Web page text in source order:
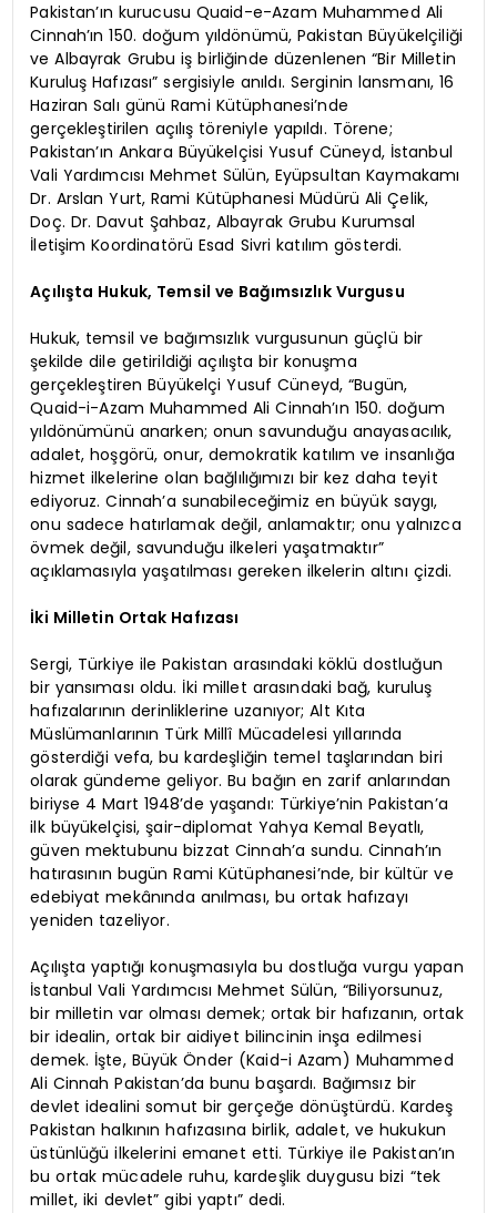
Pakistan’ın kurucusu Quaid-e-Azam Muhammed Ali
Cinnah’ın 150. doğum yıldönümü, Pakistan Büyükelçiliği
ve Albayrak Grubu iş birliğinde düzenlenen “Bir Milletin
Kuruluş Hafızası” sergisiyle anıldı. Serginin lansmanı, 16
Haziran Salı günü Rami Kütüphanesi’nde
gerçekleştirilen açılış töreniyle yapıldı. Törene;
Pakistan’ın Ankara Büyükelçisi Yusuf Cüneyd, İstanbul
Vali Yardımcısı Mehmet Sülün, Eyüpsultan Kaymakamı
Dr. Arslan Yurt, Rami Kütüphanesi Müdürü Ali Çelik,
Doç. Dr. Davut Şahbaz, Albayrak Grubu Kurumsal
İletişim Koordinatörü Esad Sivri katılım gösterdi.
Açılışta Hukuk, Temsil ve Bağımsızlık Vurgusu
Hukuk, temsil ve bağımsızlık vurgusunun güçlü bir
şekilde dile getirildiği açılışta bir konuşma
gerçekleştiren Büyükelçi Yusuf Cüneyd, “Bugün,
Quaid-i-Azam Muhammed Ali Cinnah’ın 150. doğum
yıldönümünü anarken; onun savunduğu anayasacılık,
adalet, hoşgörü, onur, demokratik katılım ve insanlığa
hizmet ilkelerine olan bağlılığımızı bir kez daha teyit
ediyoruz. Cinnah’a sunabileceğimiz en büyük saygı,
onu sadece hatırlamak değil, anlamaktır; onu yalnızca
övmek değil, savunduğu ilkeleri yaşatmaktır”
açıklamasıyla yaşatılması gereken ilkelerin altını çizdi.
İki Milletin Ortak Hafızası
Sergi, Türkiye ile Pakistan arasındaki köklü dostluğun
bir yansıması oldu. İki millet arasındaki bağ, kuruluş
hafızalarının derinliklerine uzanıyor; Alt Kıta
Müslümanlarının Türk Millî Mücadelesi yıllarında
gösterdiği vefa, bu kardeşliğin temel taşlarından biri
olarak gündeme geliyor. Bu bağın en zarif anlarından
biriyse 4 Mart 1948’de yaşandı: Türkiye’nin Pakistan’a
ilk büyükelçisi, şair-diplomat Yahya Kemal Beyatlı,
güven mektubunu bizzat Cinnah’a sundu. Cinnah’ın
hatırasının bugün Rami Kütüphanesi’nde, bir kültür ve
edebiyat mekânında anılması, bu ortak hafızayı
yeniden tazeliyor.
Açılışta yaptığı konuşmasıyla bu dostluğa vurgu yapan
İstanbul Vali Yardımcısı Mehmet Sülün, “Biliyorsunuz,
bir milletin var olması demek; ortak bir hafızanın, ortak
bir idealin, ortak bir aidiyet bilincinin inşa edilmesi
demek. İşte, Büyük Önder (Kaid-i Azam) Muhammed
Ali Cinnah Pakistan’da bunu başardı. Bağımsız bir
devlet idealini somut bir gerçeğe dönüştürdü. Kardeş
Pakistan halkının hafızasına birlik, adalet, ve hukukun
üstünlüğü ilkelerini emanet etti. Türkiye ile Pakistan’ın
bu ortak mücadele ruhu, kardeşlik duygusu bizi “tek
millet, iki devlet” gibi yaptı” dedi.